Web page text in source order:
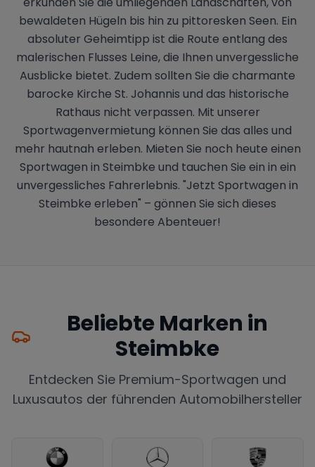
bewaldeten Hügeln bis hin zu pittoresken Seen. Ein
absoluter Geheimtipp ist die Route entlang des
malerischen Flusses Leine, die Ihnen unvergessliche
Ausblicke bietet. Zudem sollten Sie die charmante
barocke Kirche St. Johannis und das historische
Rathaus nicht verpassen. Mit unserer
Sportwagenvermietung können Sie das alles und
mehr hautnah erleben. Mieten Sie noch heute einen
Sportwagen in Steimbke und tauchen Sie ein in ein
unvergessliches Fahrerlebnis. "Jetzt Sportwagen in
Steimbke erleben" – gönnen Sie sich dieses
besondere Abenteuer!
Beliebte Marken in
Steimbke
Entdecken Sie Premium-Sportwagen und
Luxusautos der führenden Automobilhersteller